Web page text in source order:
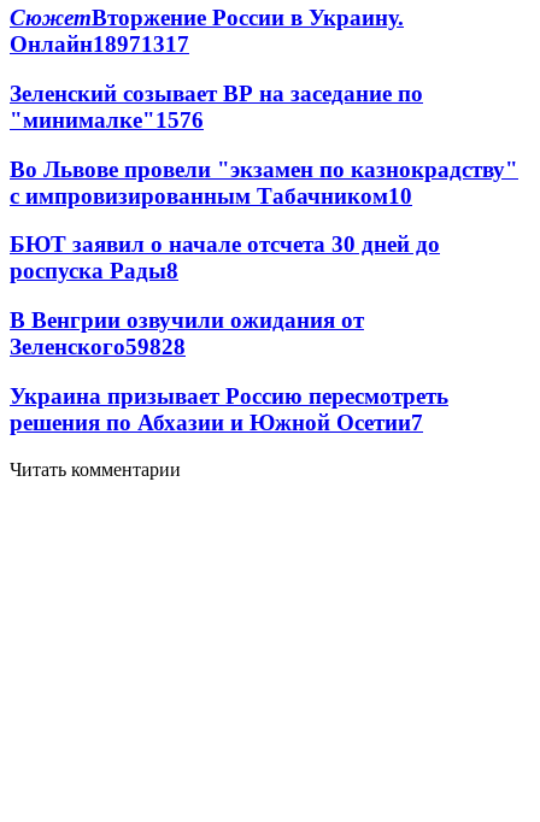
СюжетВторжение России в Украину.
Онлайн18971317
Зеленский созывает ВР на заседание по
"минималке"1576
Во Львове провели "экзамен по казнокрадству"
с импровизированным Табачником10
БЮТ заявил о начале отсчета 30 дней до
роспуска Рады8
В Венгрии озвучили ожидания от
Зеленского59828
Украина призывает Россию пересмотреть
решения по Абхазии и Южной Осетии7
Читать комментарии